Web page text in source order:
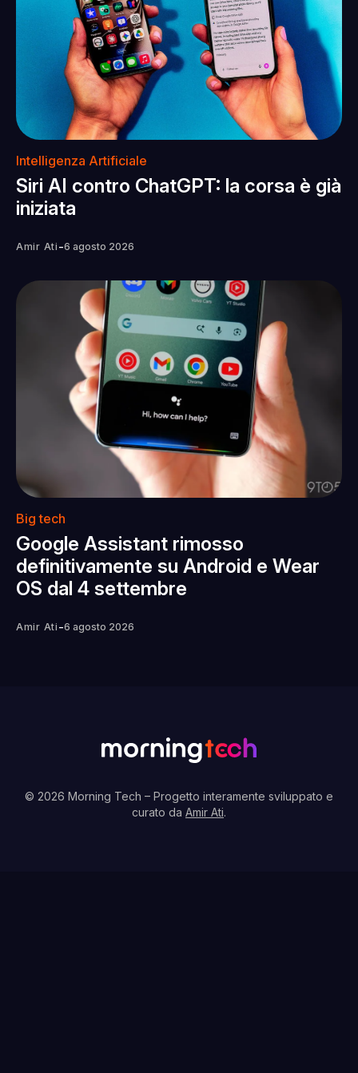
Intelligenza Artificiale
Siri AI contro ChatGPT: la corsa è già
iniziata
Amir Ati -6 agosto 2026
Big tech
Google Assistant rimosso
definitivamente su Android e Wear
OS dal 4 settembre
Amir Ati -6 agosto 2026
© 2026 Morning Tech – Progetto interamente sviluppato e
curato da Amir Ati.